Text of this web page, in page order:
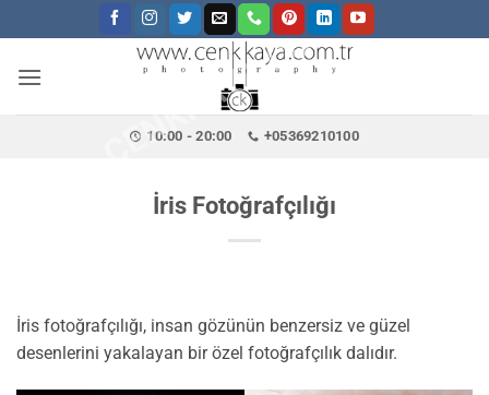
atla
CENKKAYA.COM.TR
10:00 - 20:00 +05369210100
İris Fotoğrafçılığı
İris fotoğrafçılığı, insan gözünün benzersiz ve güzel
desenlerini yakalayan bir özel fotoğrafçılık dalıdır.